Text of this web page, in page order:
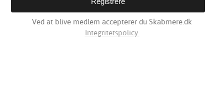
Ved at blive medlem accepterer du Skabmere.dk
Integritetspolicy.